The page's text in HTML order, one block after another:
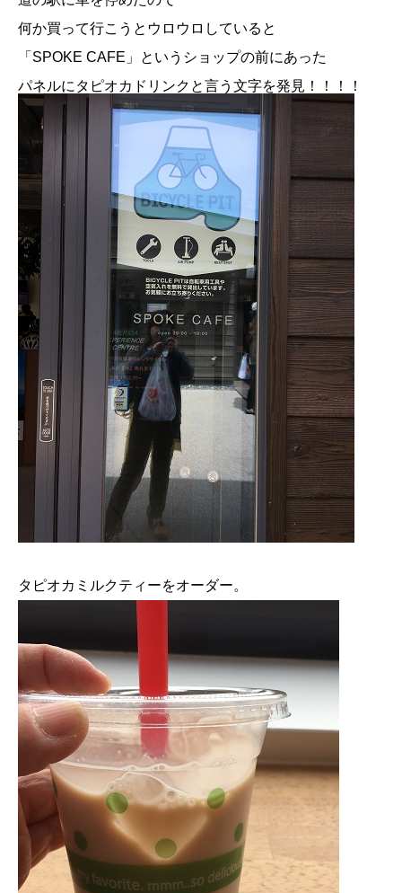
何か買って行こうとウロウロしていると
「SPOKE CAFE」というショップの前にあった
パネルにタピオカドリンクと言う文字を発見！！！！
タピオカミルクティーをオーダー。